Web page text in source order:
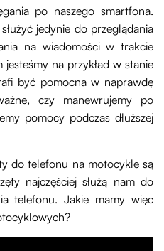
po naszego smartfona.
jedynie do przeglądania
na wiadomości w trakcie
na przykład w stanie
być pomocna w naprawdę
czy manewrujemy po
pomocy podczas dłuższej
do telefonu na motocykle są
najczęściej służą nam do
telefonu. Jakie mamy więc